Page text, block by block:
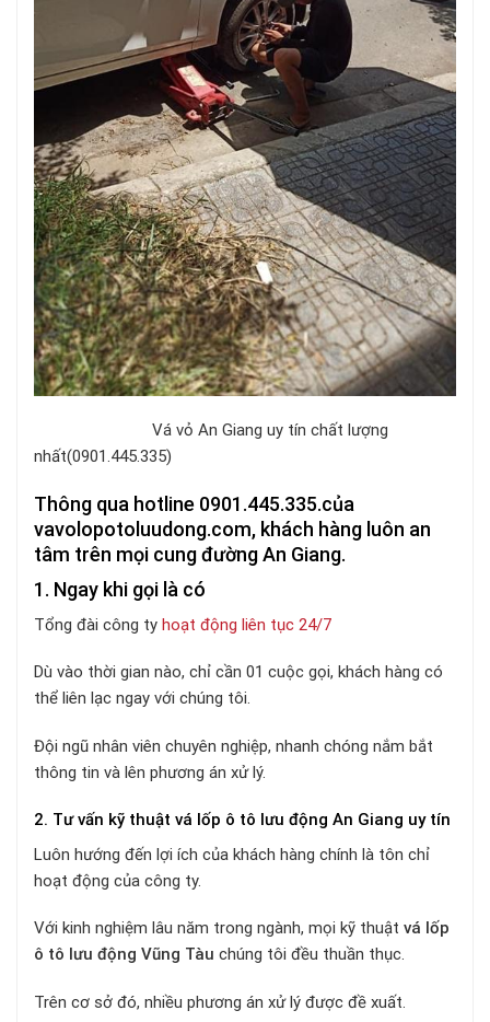
Vá vỏ An Giang uy tín chất lượng
nhất(0901.445.335)
Thông qua hotline 0901.445.335.của
vavolopotoluudong.com, khách hàng luôn an
tâm trên mọi cung đường An Giang.
1. Ngay khi gọi là có
Tổng đài công ty hoạt động liên tục 24/7
Dù vào thời gian nào, chỉ cần 01 cuộc gọi, khách hàng có
thể liên lạc ngay với chúng tôi.
Đội ngũ nhân viên chuyên nghiệp, nhanh chóng nắm bắt
thông tin và lên phương án xử lý.
2. Tư vấn kỹ thuật vá lốp ô tô lưu động An Giang uy tín
Luôn hướng đến lợi ích của khách hàng chính là tôn chỉ
hoạt động của công ty.
Với kinh nghiệm lâu năm trong ngành, mọi kỹ thuật vá lốp
ô tô lưu động Vũng Tàu chúng tôi đều thuần thục.
Trên cơ sở đó, nhiều phương án xử lý được đề xuất.